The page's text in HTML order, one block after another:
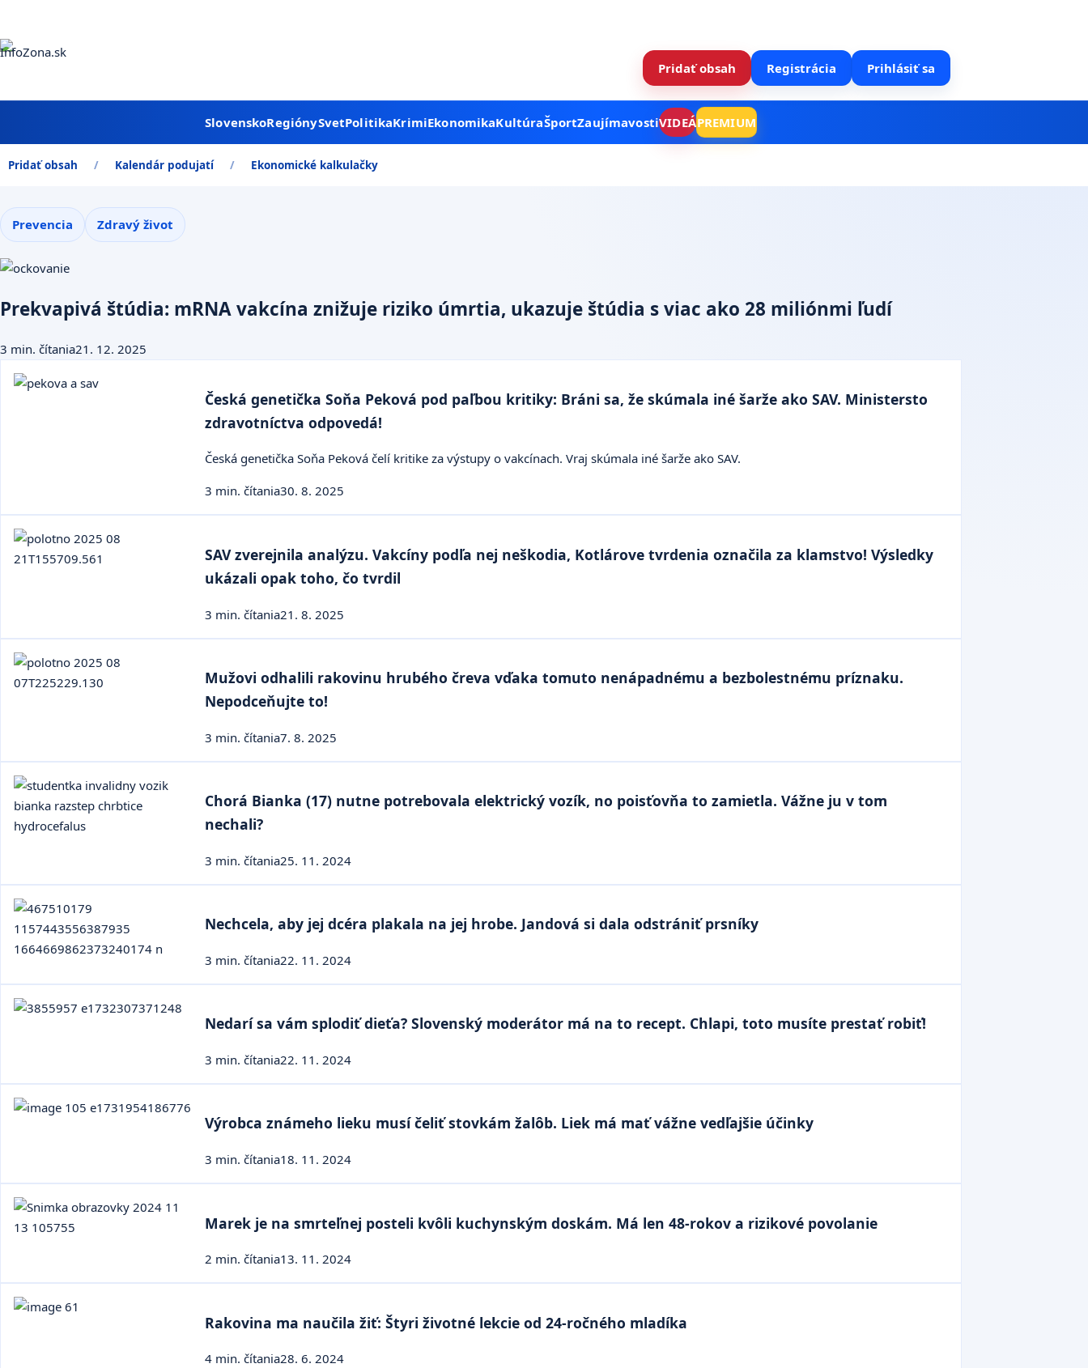
Pridať obsah Registrácia Prihlásiť sa
SlovenskoRegiónySvetPolitikaKrimiEkonomikaKultúraŠportZaujímavostiVIDEÁPREMIUM
Pridať obsah Kalendár podujatí Ekonomické kalkulačky
Zdravie
Prevencia Zdravý život
Prekvapivá štúdia: mRNA vakcína znižuje riziko úmrtia, ukazuje štúdia s viac ako 28 miliónmi ľudí
3 min. čítania21. 12. 2025
Česká genetička Soňa Peková pod paľbou kritiky: Bráni sa, že skúmala iné šarže ako SAV. Ministersto
zdravotníctva odpovedá!
Česká genetička Soňa Peková čelí kritike za výstupy o vakcínach. Vraj skúmala iné šarže ako SAV.
3 min. čítania30. 8. 2025
SAV zverejnila analýzu. Vakcíny podľa nej neškodia, Kotlárove tvrdenia označila za klamstvo! Výsledky
ukázali opak toho, čo tvrdil
3 min. čítania21. 8. 2025
Mužovi odhalili rakovinu hrubého čreva vďaka tomuto nenápadnému a bezbolestnému príznaku.
Nepodceňujte to!
3 min. čítania7. 8. 2025
Chorá Bianka (17) nutne potrebovala elektrický vozík, no poisťovňa to zamietla. Vážne ju v tom
nechali?
3 min. čítania25. 11. 2024
Nechcela, aby jej dcéra plakala na jej hrobe. Jandová si dala odstrániť prsníky
3 min. čítania22. 11. 2024
Nedarí sa vám splodiť dieťa? Slovenský moderátor má na to recept. Chlapi, toto musíte prestať robiť!
3 min. čítania22. 11. 2024
Výrobca známeho lieku musí čeliť stovkám žalôb. Liek má mať vážne vedľajšie účinky
3 min. čítania18. 11. 2024
Marek je na smrteľnej posteli kvôli kuchynským doskám. Má len 48-rokov a rizikové povolanie
2 min. čítania13. 11. 2024
Rakovina ma naučila žiť: Štyri životné lekcie od 24-ročného mladíka
4 min. čítania28. 6. 2024